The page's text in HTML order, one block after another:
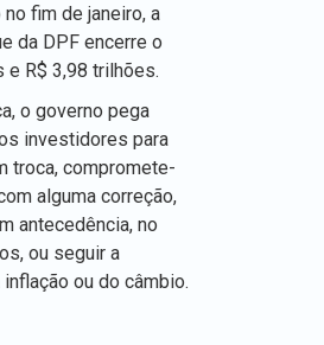
fim de janeiro, a
da DPF encerre o
e R$ 3,98 trilhões.
o governo pega
investidores para
troca, compromete-
alguma correção,
antecedência, no
ou seguir a
ou do câmbio.